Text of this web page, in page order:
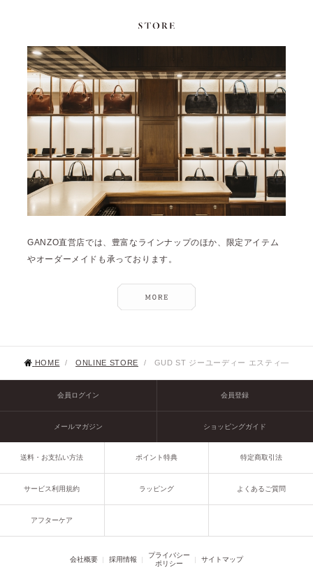
GANZO直営店では、豊富なラインナップのほか、限定アイテム
やオーダーメイドも承っております。
HOME / ONLINE STORE / GUD ST ジーユーディー エスティ―
会員ログイン 会員登録
メールマガジン ショッピングガイド
送料・お支払い方法 ポイント特典 特定商取引法
サービス利用規約 ラッピング よくあるご質問
アフターケア
会社概要 採用情報
プライバシー
ポリシー
サイトマップ